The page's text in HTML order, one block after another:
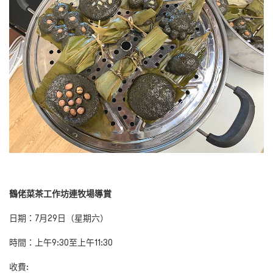
鶴佬菜茶工作坊連牧場導賞
日期： 7月29日（星期六）
時間 ：上午9:30至上午11:30
收費: